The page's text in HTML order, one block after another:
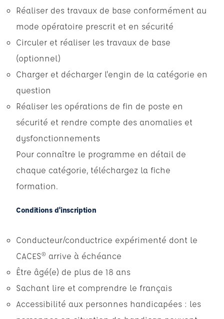
Réaliser des travaux de base conformément au
mode opératoire prescrit et en sécurité
Circuler et réaliser les travaux de base
(optionnel)
Charger et décharger l'engin de la catégorie en
question
Réaliser les opérations de fin de poste en
sécurité et rendre compte des anomalies et
dysfonctionnements
Pour connaître le programme en détail de
chaque catégorie, téléchargez la fiche
formation.
Conditions d'inscription
Conducteur/conductrice expérimenté dont le
CACES® arrive à échéance
Être âgé(e) de plus de 18 ans
Sachant lire et comprendre le français
Accessibilité aux personnes handicapées : les